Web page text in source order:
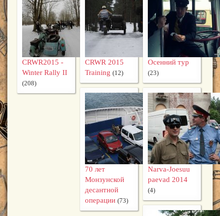
CRWR2015 -
Winter Rally II
(208)
CRWR 2015
Training (12)
Осенний тур
(23)
70 лет
Монзунской
десантной
операции (73)
Narva-Joesuu
paevad 2014
(4)